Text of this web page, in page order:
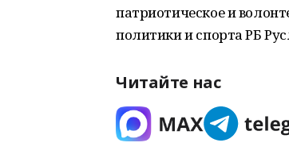
патриотическое и
политики и спорта РБ
Читайте нас